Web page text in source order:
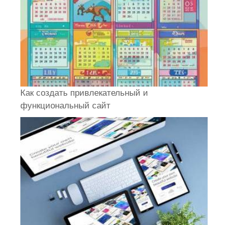
Как создать привлекательный и
функциональный сайт